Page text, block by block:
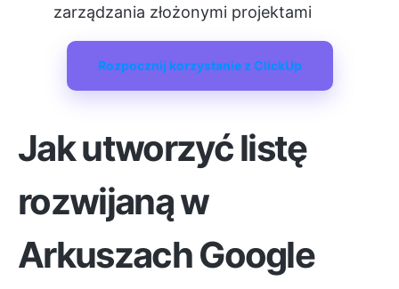
zarządzania złożonymi projektami
Rozpocznij korzystanie z ClickUp
Jak utworzyć listę
rozwijaną w
Arkuszach Google